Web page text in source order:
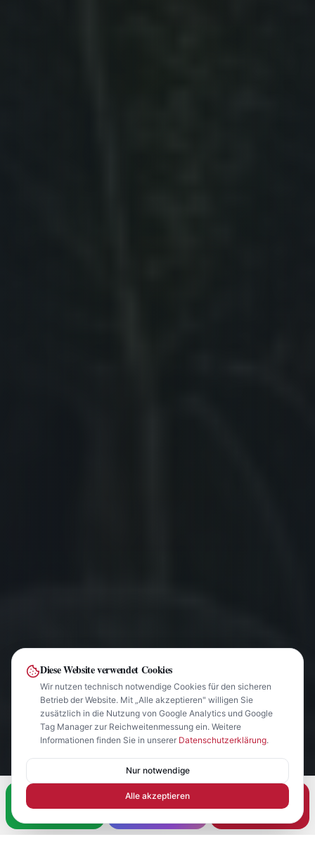
Diese Website verwendet Cookies
Wir nutzen technisch notwendige Cookies für den sicheren
Betrieb der Website. Mit „Alle akzeptieren" willigen Sie
zusätzlich in die Nutzung von Google Analytics und Google
Tag Manager zur Reichweitenmessung ein. Weitere
Informationen finden Sie in unserer Datenschutzerklärung.
Nur notwendige
Alle akzeptieren
WhatsApp
E-Rezept Anrufen